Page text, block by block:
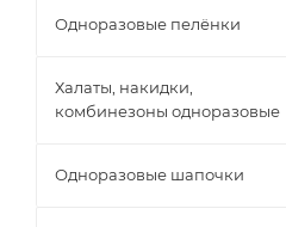
Одноразовые пелёнки
Халаты, накидки,
комбинезоны одноразовые
Одноразовые шапочки